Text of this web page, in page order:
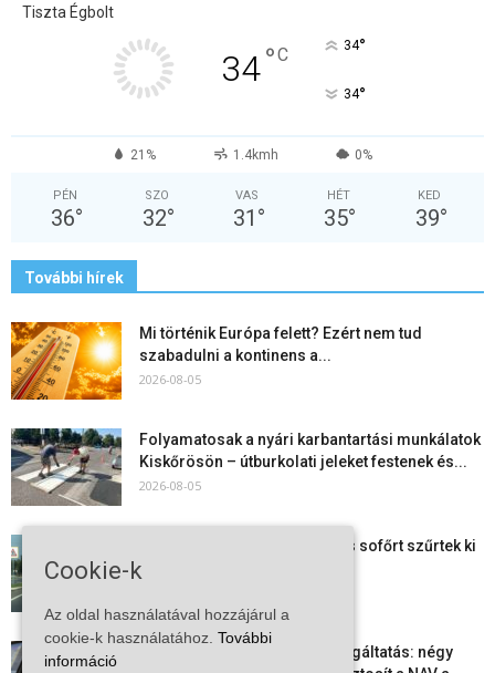
Tiszta Égbolt
34°C 34°
34°
21% 1.4kmh 0%
PÉN
36°
SZO
32°
VAS
31 °
HÉT
35°
KED
39°
További hírek
Mi történik Európa felett? Ezért nem tud
szabadulni a kontinens a...
2026-08-05
Folyamatosak a nyári karbantartási munkálatok
Kiskőrösön – útburkolati jeleket festenek és...
2026-08-05
Több száz gyorshajtót és ittas sofőrt szűrtek ki
Bács-Kiskun útjain –...
Elektronikus nyugtaadat-szolgáltatás: négy
Cookie-k
Az oldal használatával hozzájárul a
cookie-k használatához. További
információ